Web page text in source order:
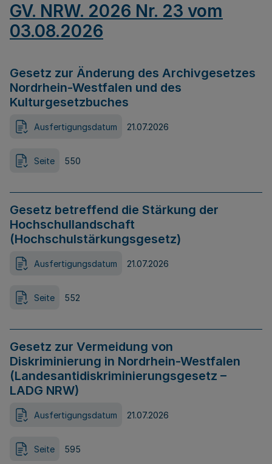
GV. NRW. 2026 Nr. 23 vom
03.08.2026
Gesetz zur Änderung des Archivgesetzes
Nordrhein-Westfalen und des
Kulturgesetzbuches
Ausfertigungsdatum 21.07.2026
Seite 550
Gesetz betreffend die Stärkung der
Hochschullandschaft
(Hochschulstärkungsgesetz)
Ausfertigungsdatum 21.07.2026
Seite 552
Gesetz zur Vermeidung von
Diskriminierung in Nordrhein-Westfalen
(Landesantidiskriminierungsgesetz –
LADG NRW)
Ausfertigungsdatum 21.07.2026
Seite 595